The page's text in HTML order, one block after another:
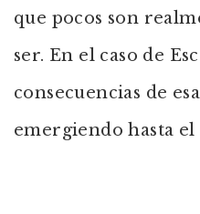
que pocos son
ser. En el caso de
consecuencias de
emergiendo hasta el